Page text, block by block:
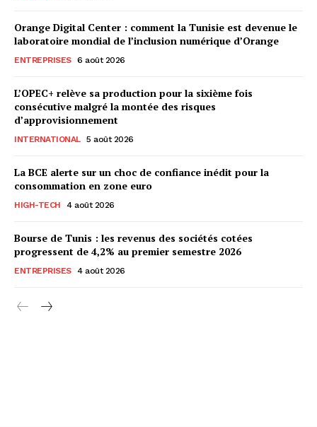
Orange Digital Center : comment la Tunisie est devenue le
laboratoire mondial de l’inclusion numérique d’Orange
ENTREPRISES 6 août 2026
L’OPEC+ relève sa production pour la sixième fois
consécutive malgré la montée des risques
d’approvisionnement
INTERNATIONAL 5 août 2026
La BCE alerte sur un choc de confiance inédit pour la
consommation en zone euro
HIGH-TECH 4 août 2026
Bourse de Tunis : les revenus des sociétés cotées
progressent de 4,2% au premier semestre 2026
ENTREPRISES 4 août 2026